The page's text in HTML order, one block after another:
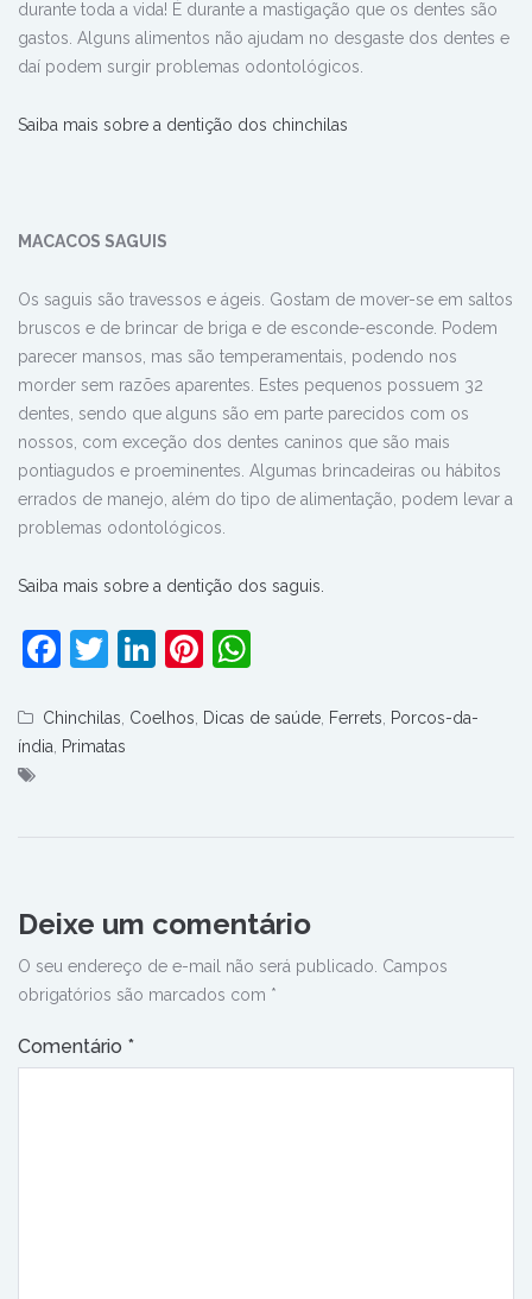
durante toda a vida! É durante a mastigação que os dentes são
gastos. Alguns alimentos não ajudam no desgaste dos dentes e
daí podem surgir problemas odontológicos.
Saiba mais sobre a dentição dos chinchilas
MACACOS SAGUIS
Os saguis são travessos e ágeis. Gostam de mover-se em saltos
bruscos e de brincar de briga e de esconde-esconde. Podem
parecer mansos, mas são temperamentais, podendo nos
morder sem razões aparentes. Estes pequenos possuem 32
dentes, sendo que alguns são em parte parecidos com os
nossos, com exceção dos dentes caninos que são mais
pontiagudos e proeminentes. Algumas brincadeiras ou hábitos
errados de manejo, além do tipo de alimentação, podem levar a
problemas odontológicos.
Saiba mais sobre a dentição dos saguis.
Facebook
Twitter
LinkedIn
Pinterest
Chinchilas, Coelhos, Dicas de saúde, Ferrets, Porcos-da-
índia, Primatas
Deixe um comentário
O seu endereço de e-mail não será publicado. Campos
obrigatórios são marcados com *
Comentário *